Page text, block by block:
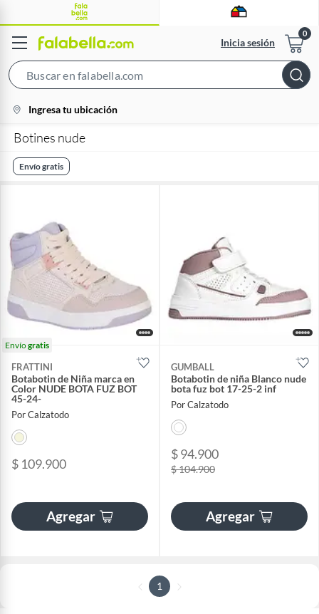
Inicia sesión
Bar
location-
icon
Ingresa tu ubicación
Botines nude
Envío gratis
Envíogratis
FRATTINI
Botabotin de Niña marca en
Color NUDE BOTA FUZ BOT
45-24-
Por Calzatodo
$ 109.900
Agregar
GUMBALL
Botabotin de niña Blanco nude
bota fuz bot 17-25-2 inf
Por Calzatodo
$ 94.900
$ 104.900
Agregar
1